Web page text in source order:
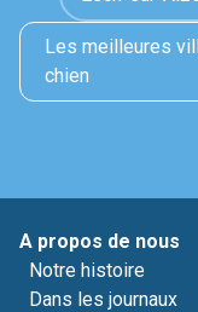
Les meilleures
chien
A propos de nous
Notre histoire
Dans les journaux